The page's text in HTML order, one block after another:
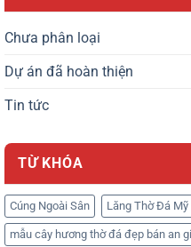
Chưa phân loại
Dự án đã hoàn thiện
Tin tức
TỪ KHÓA
Cúng Ngoài Sân Lăng Thờ Đá Mỹ
mẫu cây hương thờ đá đẹp bán an